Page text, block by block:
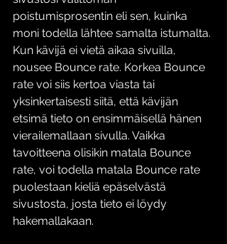
poistumisprosentin eli sen, kuinka
moni todella lähtee samalta istumalta.
Kun kävijä ei vietä aikaa sivuilla,
nousee Bounce rate. Korkea Bounce
rate voi siis kertoa viasta tai
yksinkertaisesti siitä, että kävijän
etsimä tieto on ensimmäisellä hänen
vierailemallaan sivulla. Vaikka
tavoitteena olisikin matala Bounce
rate, voi todella matala Bounce rate
puolestaan kieliä epäselvästä
sivustosta, josta tieto ei löydy
hakemallakaan.